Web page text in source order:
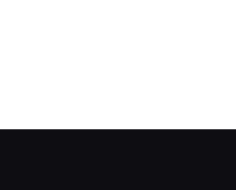
CHÍNH SÁCH